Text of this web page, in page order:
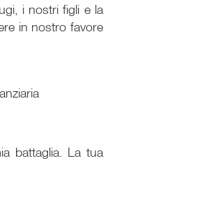
i nostri figli e la
in nostro favore
battaglia. La tua